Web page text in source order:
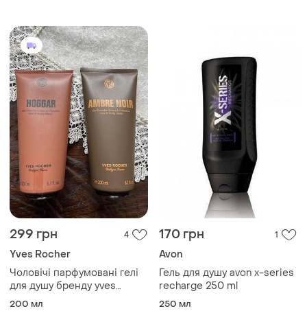
299 грн 4
Yves Rocher
Чоловічі парфумовані гелі
для душу бренду yves
rocher
200 мл
170 грн 1
Avon
Гель для душу avon x-series
recharge 250 ml
250 мл